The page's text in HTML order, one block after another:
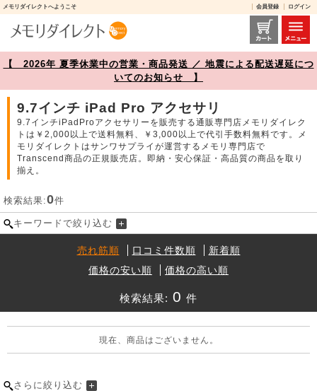
メモリダイレクトへようこそ 会員登録 ログイン
9.7インチ iPad Pro アクセサリ 商品一覧【メモリダイレクト】
【 2026年 夏季休業中の営業・商品発送 ／ 地震による配送遅延につ
いてのお知らせ 】
9.7インチ iPad Pro アクセサリ
9.7インチiPadProアクセサリーを販売する通販専門店メモリダイレク
トは￥2,000以上で送料無料、￥3,000以上で代引手数料無料です。メ
モリダイレクトはサンワサプライが運営するメモリ専門店で
Transcend商品の正規販売店。即納・安心保証・高品質の商品を取り
揃え。
検索結果:0件
キーワードで絞り込む
売れ筋順 口コミ件数順
新着順
価格の安い順
価格の高い順
検索結果: 0 件
現在、商品はございません。
さらに絞り込む